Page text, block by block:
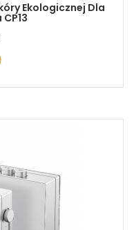
Ekologicznej Dla